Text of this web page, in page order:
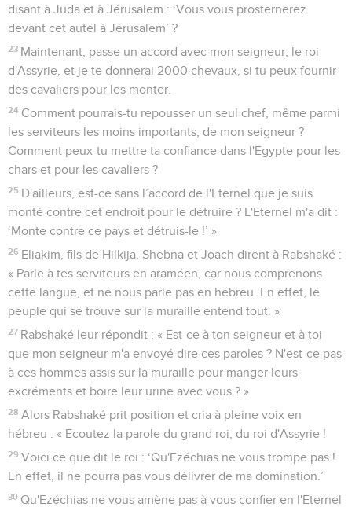
disant à Juda et à Jérusalem : ‘Vous vous prosternerez
devant cet autel à Jérusalem’ ?
23 Maintenant, passe un accord avec mon seigneur, le roi
d'Assyrie, et je te donnerai 2000 chevaux, si tu peux fournir
des cavaliers pour les monter.
24 Comment pourrais-tu repousser un seul chef, même parmi
les serviteurs les moins importants, de mon seigneur ?
Comment peux-tu mettre ta confiance dans l'Egypte pour les
chars et pour les cavaliers ?
25 D'ailleurs, est-ce sans l’accord de l'Eternel que je suis
monté contre cet endroit pour le détruire ? L'Eternel m'a dit :
‘Monte contre ce pays et détruis-le !’ »
26 Eliakim, fils de Hilkija, Shebna et Joach dirent à Rabshaké :
« Parle à tes serviteurs en araméen, car nous comprenons
cette langue, et ne nous parle pas en hébreu. En effet, le
peuple qui se trouve sur la muraille entend tout. »
27 Rabshaké leur répondit : « Est-ce à ton seigneur et à toi
que mon seigneur m'a envoyé dire ces paroles ? N'est-ce pas
à ces hommes assis sur la muraille pour manger leurs
excréments et boire leur urine avec vous ? »
28 Alors Rabshaké prit position et cria à pleine voix en
hébreu : « Ecoutez la parole du grand roi, du roi d'Assyrie !
29 Voici ce que dit le roi : ‘Qu'Ezéchias ne vous trompe pas !
En effet, il ne pourra pas vous délivrer de ma domination.’
30 Qu'Ezéchias ne vous amène pas à vous confier en l'Eternel